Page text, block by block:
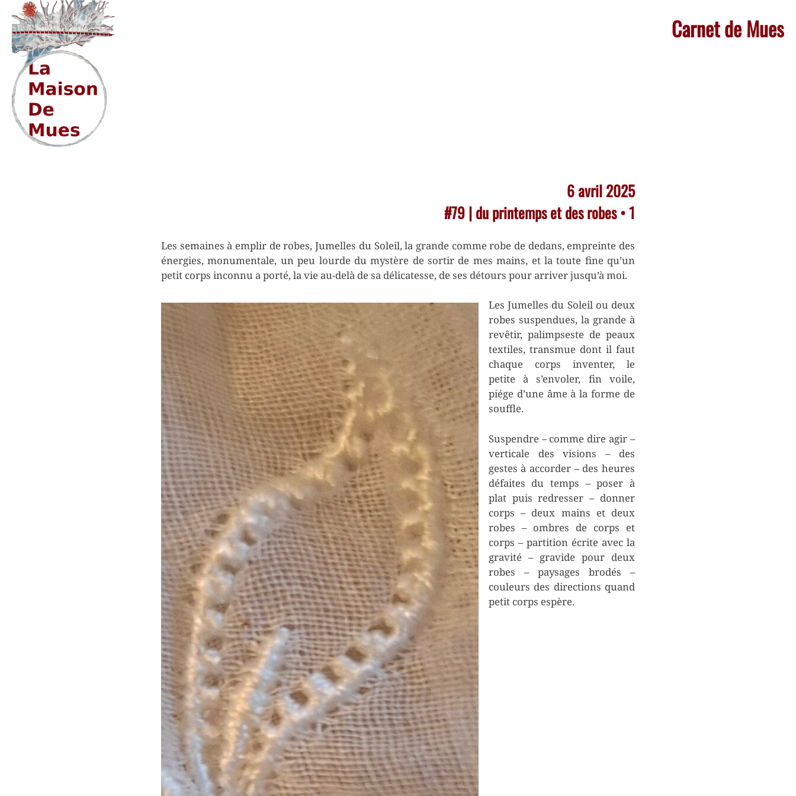
Skip
to
content
Carnet de Mues
6 avril 2025
#79 | du printemps et des robes • 1
Les semaines à emplir de robes, Jumelles du Soleil, la grande comme robe de dedans, empreinte des
énergies, monumentale, un peu lourde du mystère de sortir de mes mains, et la toute fine qu’un
petit corps inconnu a porté, la vie au-delà de sa délicatesse, de ses détours pour arriver jusqu’à moi.
Les Jumelles du Soleil ou deux
robes suspendues, la grande à
revêtir, palimpseste de peaux
textiles, transmue dont il faut
chaque corps inventer, le
petite à s’envoler, fin voile,
piége d’une âme à la forme de
souffle.
Suspendre – comme dire agir –
verticale des visions – des
gestes à accorder – des heures
défaites du temps – poser à
plat puis redresser – donner
corps – deux mains et deux
robes – ombres de corps et
corps – partition écrite avec la
gravité – gravide pour deux
robes – paysages brodés –
couleurs des directions quand
petit corps espère.